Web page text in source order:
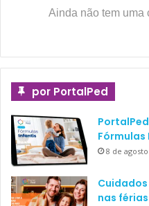
Ainda não tem uma
por PortalPed
Fórmulas
8 de
nas